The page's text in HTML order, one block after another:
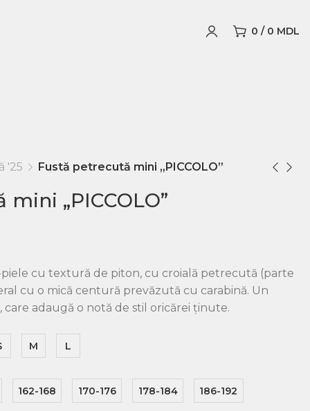
0 / 0 MDL
'25 Fustă petrecută mini „PICCOLO”
„PICCOLO”
cu textură de piton, cu croială petrecută (parte
cu o mică centură prevăzută cu carabină. Un
adaugă o notă de stil oricărei ținute.
M L
162-168 170-176 178-184 186-192